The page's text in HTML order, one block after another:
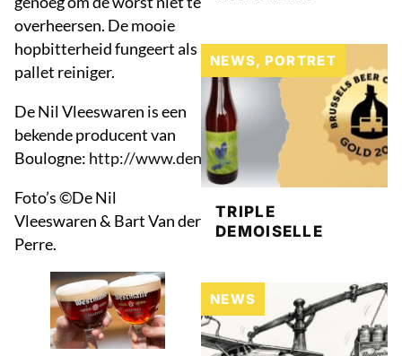
overheersen. De mooie
hopbitterheid fungeert als
pallet reiniger.
De Nil Vleeswaren is een
bekende producent van
Boulogne: http://www.denilvleeswaren.be/
Foto’s ©De Nil
Vleeswaren & Bart Van der
Perre.
NEWS, PORTRET
TRIPLE
DEMOISELLE
NEWS